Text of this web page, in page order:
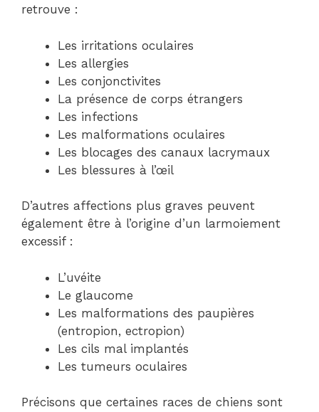
retrouve :
Les irritations oculaires
Les allergies
Les conjonctivites
La présence de corps étrangers
Les infections
Les malformations oculaires
Les blocages des canaux lacrymaux
Les blessures à l’œil
D’autres affections plus graves peuvent
également être à l’origine d’un larmoiement
excessif :
L’uvéite
Le glaucome
Les malformations des paupières
(entropion, ectropion)
Les cils mal implantés
Les tumeurs oculaires
Précisons que certaines races de chiens sont